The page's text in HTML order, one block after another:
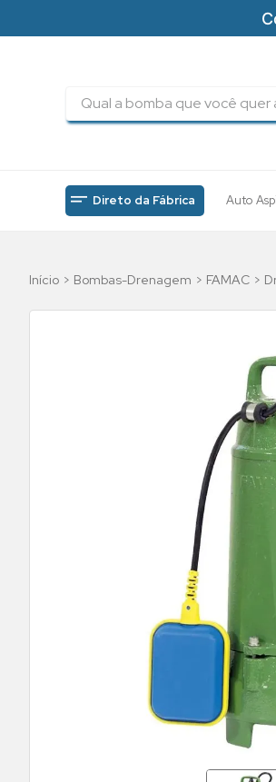
Direto da Fábrica Auto
Bombas-Drenagem FAMAC
drenagem